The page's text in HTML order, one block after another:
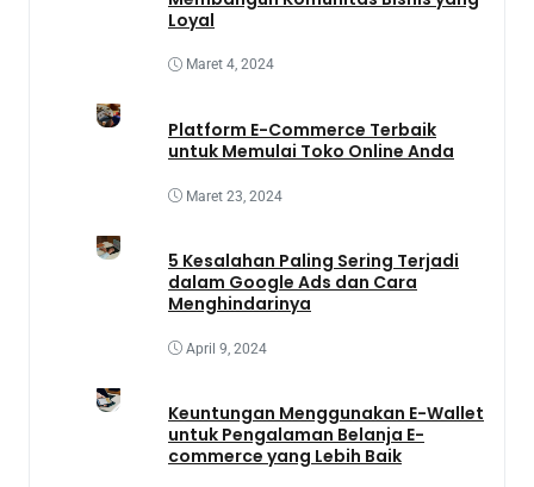
Loyal
Maret 4, 2024
Platform E-Commerce Terbaik
untuk Memulai Toko Online Anda
Maret 23, 2024
5 Kesalahan Paling Sering Terjadi
dalam Google Ads dan Cara
Menghindarinya
April 9, 2024
Keuntungan Menggunakan E-Wallet
untuk Pengalaman Belanja E-
commerce yang Lebih Baik